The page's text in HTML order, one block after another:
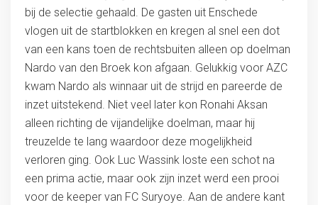
bij de selectie gehaald. De gasten uit Enschede
vlogen uit de startblokken en kregen al snel een dot
van een kans toen de rechtsbuiten alleen op doelman
Nardo van den Broek kon afgaan. Gelukkig voor AZC
kwam Nardo als winnaar uit de strijd en pareerde de
inzet uitstekend. Niet veel later kon Ronahi Aksan
alleen richting de vijandelijke doelman, maar hij
treuzelde te lang waardoor deze mogelijkheid
verloren ging. Ook Luc Wassink loste een schot na
een prima actie, maar ook zijn inzet werd een prooi
voor de keeper van FC Suryoye. Aan de andere kant